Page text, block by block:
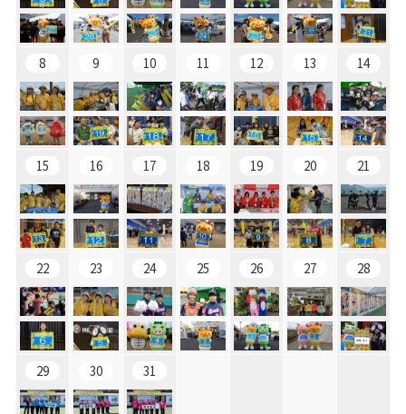
8 9 10 11 12 13 14
15 16 17 18 19 20 21
22 23 24 25 26 27 28
29 30 31